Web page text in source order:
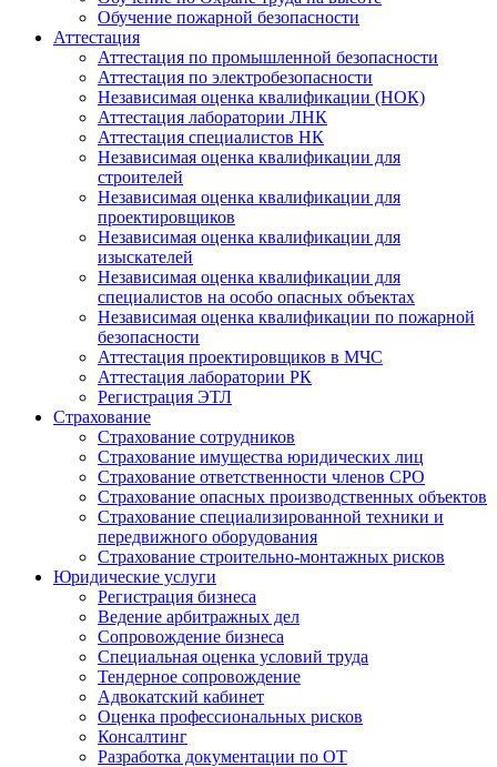
Обучение пожарной безопасности
Аттестация
Аттестация по промышленной безопасности
Аттестация по электробезопасности
Независимая оценка квалификации (НОК)
Аттестация лаборатории ЛНК
Аттестация специалистов НК
Независимая оценка квалификации для
строителей
Независимая оценка квалификации для
проектировщиков
Независимая оценка квалификации для
изыскателей
Независимая оценка квалификации для
специалистов на особо опасных объектах
Независимая оценка квалификации по пожарной
безопасности
Аттестация проектировщиков в МЧС
Аттестация лаборатории РК
Регистрация ЭТЛ
Страхование
Страхование сотрудников
Страхование имущества юридических лиц
Страхование ответственности членов СРО
Страхование опасных производственных объектов
Страхование специализированной техники и
передвижного оборудования
Страхование строительно-монтажных рисков
Юридические услуги
Регистрация бизнеса
Ведение арбитражных дел
Сопровождение бизнеса
Специальная оценка условий труда
Тендерное сопровождение
Адвокатский кабинет
Оценка профессиональных рисков
Консалтинг
Разработка документации по ОТ